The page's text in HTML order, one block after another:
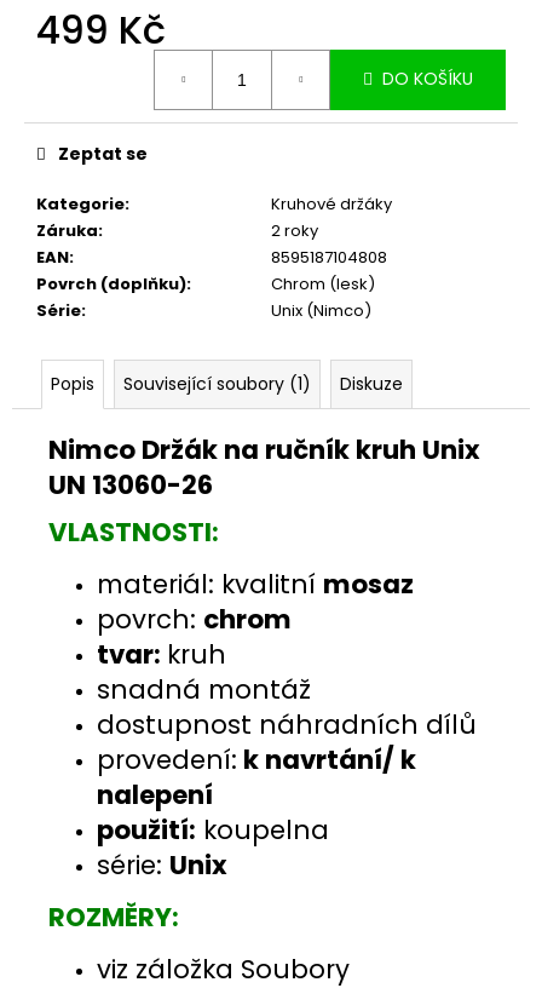
499 Kč
DO KOŠÍKU
Kategorie:
Kruhové držáky
Záruka:
2 roky
EAN:
8595187104808
Povrch (doplňku):
Chrom (lesk)
Série: Unix (Nimco)
Zeptat se
Popis Související soubory (1) Diskuze
Nimco Držák na ručník kruh Unix
UN 13060-26
VLASTNOSTI:
materiál: kvalitní mosaz
povrch: chrom
tvar: kruh
snadná montáž
dostupnost náhradních dílů
provedení: k navrtání/ k
nalepení
použití: koupelna
série: Unix
ROZMĚRY:
viz záložka Soubory